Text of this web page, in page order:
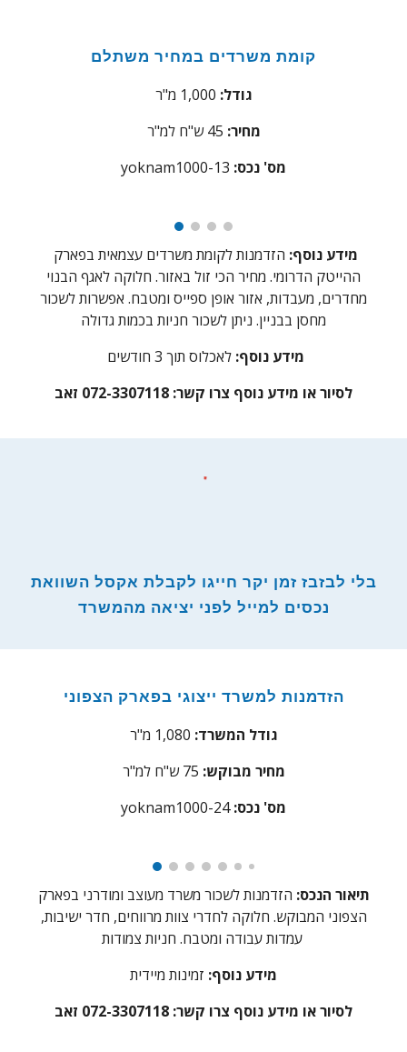
קומת משרדים במחיר משתלם
גודל:
מחיר:
yoknam1000-13 :מס' נכס
מידע נוסף: הזדמנות לקומת משרדים עצמאית בפארק
ההייטק הדרומי. מחיר הכי זול באזור. חלוקה לאגף הבנוי
מחדרים, מעבדות, אזור אופן ספייס ומטבח. אפשרות לשכור
מחסן בבניין. ניתן לשכור חניות בכמות גדולה
מידע נוסף: לאכלוס תוך 3 חודשים
לסיור או מידע נוסף צרו קשר: 072-3307118 זאב
בלי לבזבז זמן יקר חייגו לקבלת אקסל השוואת
נכסים למייל לפני יציאה מהמשרד
הזדמנות למשרד ייצוגי בפארק הצפוני
גודל המשרד:
מחיר מבוקש: 75ש"ח למ"ר
yoknam1000-24 :מס' נכס
תיאור הנכס: הזדמנות לשכור משרד מעוצב ומודרני בפארק
הצפוני המבוקש. חלוקה לחדרי צוות מרווחים, חדר ישיבות,
עמדות עבודה ומטבח. חניות צמודות
מידע נוסף: זמינות מיידית
לסיור או מידע נוסף צרו קשר: 072-3307118 זאב